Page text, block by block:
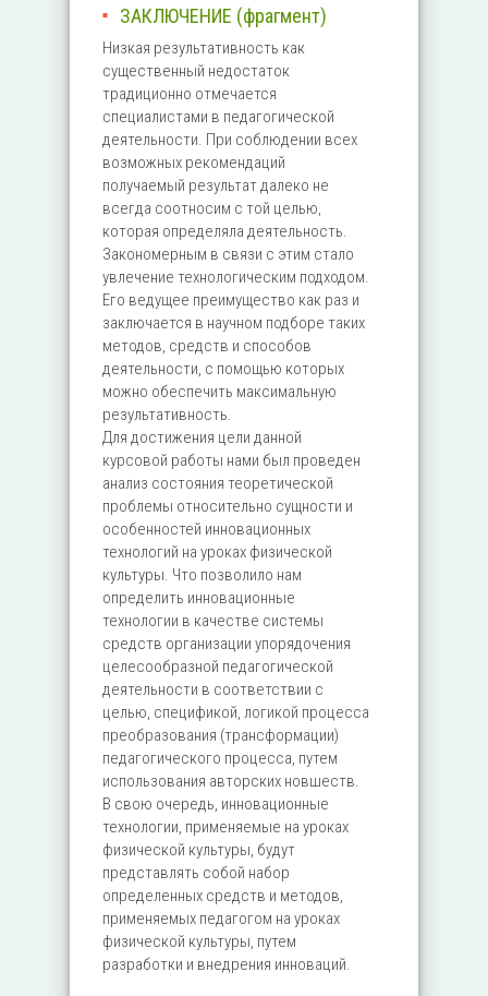
ЗАКЛЮЧЕНИЕ (фрагмент)
Низкая результативность как
существенный недостаток
традиционно отмечается
специалистами в педагогической
деятельности. При соблюдении всех
возможных рекомендаций
получаемый результат далеко не
всегда соотносим с той целью,
которая определяла деятельность.
Закономерным в связи с этим стало
увлечение технологическим подходом.
Его ведущее преимущество как раз и
заключается в научном подборе таких
методов, средств и способов
деятельности, с помощью которых
можно обеспечить максимальную
результативность.
Для достижения цели данной
курсовой работы нами был проведен
анализ состояния теоретической
проблемы относительно сущности и
особенностей инновационных
технологий на уроках физической
культуры. Что позволило нам
определить инновационные
технологии в качестве системы
средств организации упорядочения
целесообразной педагогической
деятельности в соответствии с
целью, спецификой, логикой процесса
преобразования (трансформации)
педагогического процесса, путем
использования авторских новшеств.
В свою очередь, инновационные
технологии, применяемые на уроках
физической культуры, будут
представлять собой набор
определенных средств и методов,
применяемых педагогом на уроках
физической культуры, путем
разработки и внедрения инноваций.